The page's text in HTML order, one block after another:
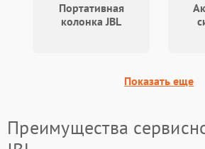
Портативная
колонка JBL
Показать еще
Преимущества